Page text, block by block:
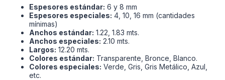
Espesores estándar: 6 y 8 mm
Espesores especiales: 4, 10, 16 mm (cantidades
mínimas)
Anchos estándar: 1.22, 1.83 mts.
Anchos especiales: 2.10 mts.
Largos: 12.20 mts.
Colores estándar: Transparente, Bronce, Blanco.
Colores especiales: Verde, Gris, Gris Metálico, Azul,
etc.